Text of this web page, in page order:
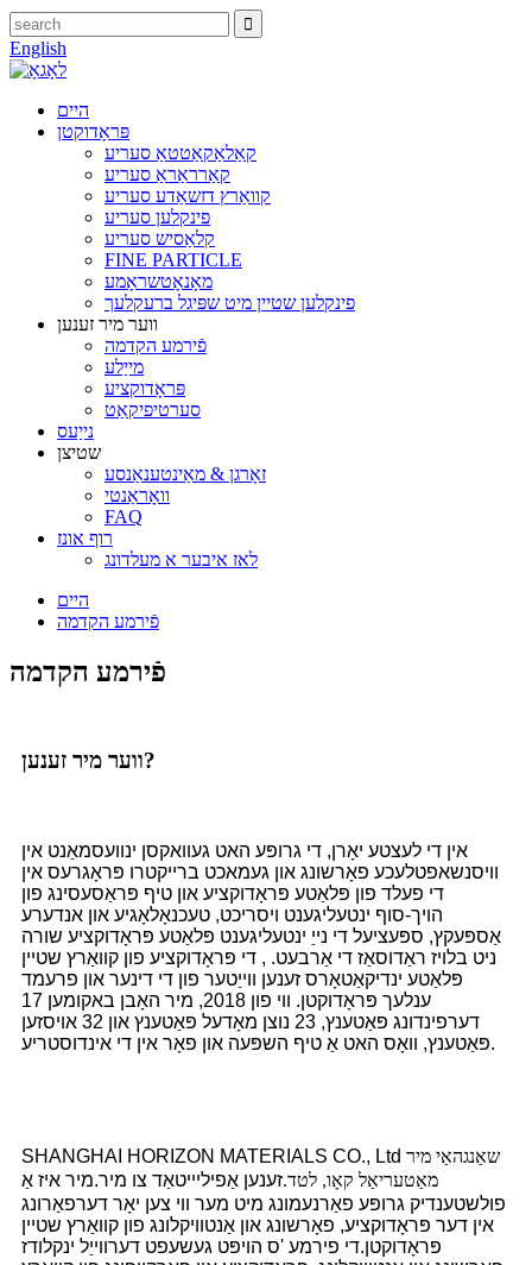
English
היים
פּראָדוקטן
קאַלאַקאַטטאַ סעריע
קאַרראַראַ סעריע
קוואַרץ דזשאַדע סעריע
פינקלען סעריע
קלאַסיש סעריע
FINE PARTICLE
מאָנאָטשראָמע
פינקלען שטיין מיט שפּיגל ברעקלעך
ווער מיר זענען
פֿירמע הקדמה
מייַלע
פּראָדוקציע
סערטיפיקאַט
נייַעס
שטיצן
זאָרגן & מאַינטענאַנסע
וואָראַנטי
FAQ
רוף אונז
לאז איבער א מעלדונג
היים
פֿירמע הקדמה
פֿירמע הקדמה
ווער מיר זענען?
אין די לעצטע יאָרן, די גרופּע האט געוואקסן ינוועסמאַנט אין
וויסנשאפטלעכע פאָרשונג און געמאכט ברייקטרו פּראָגרעס אין
די פעלד פון פּלאַטע פּראָדוקציע און טיף פּראַסעסינג פון
הויך-סוף ינטעליגענט ויסריכט, טעכנאָלאָגיע און אנדערע
אַספּעקץ, ספּעציעל די נייַ ינטעליגענט פּלאַטע פּראָדוקציע שורה
ניט בלויז ראַדוסאַז די אַרבעט. , די פּראָדוקציע פון ​​קוואַרץ שטיין
פּלאַטע ינדיקאַטאָרס זענען ווייַטער פון די דינער און פרעמד
ענלעך פּראָדוקטן. ווי פון 2018, מיר האָבן באקומען 17
דערפינדונג פּאַטענץ, 23 נוצן מאָדעל פּאַטענץ און 32 אויסזען
פּאַטענץ, וואָס האט אַ טיף השפּעה און פאָר אין די אינדוסטריע.
SHANGHAI HORIZON MATERIALS CO., Ltd שאַנגהאַי מיר
מאַטעריאַל קאָו, לטד.זענען אַפיליייטאַד צו מיר.מיר איז אַ
פולשטענדיק גרופּע פאַרנעמונג מיט מער ווי צען יאָר דערפאַרונג
אין דער פּראָדוקציע, פאָרשונג און אַנטוויקלונג פון קוואַרץ שטיין
פּראָדוקטן.די פירמע 'ס הויפּט געשעפט דערווייַל ינקלודז